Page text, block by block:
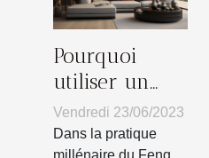
Pourquoi
utiliser un
symbole
d’éléphant
Vendredi 23/06/2023
Dans la pratique